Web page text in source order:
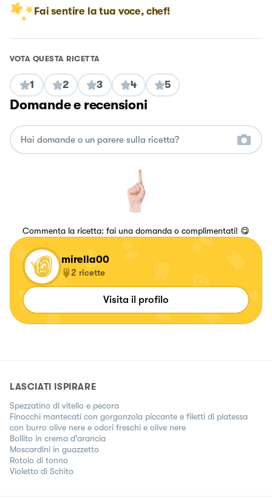
Fai sentire la tua voce, chef!
VOTA QUESTA RICETTA
1 2 3 4 5
Domande e recensioni
Commenta la ricetta: fai una domanda o complimentati! 😋
mirella00
2 ricette
Visita il profilo
LASCIATI ISPIRARE
Spezzatino di vitello e pecora
Finocchi mantecati con gorgonzola piccante e filetti di platessa
con burro olive nere e odori freschi e olive nere
Bollito in crema d'arancia
Moscardini in guazzetto
Rotolo di tonno
Violetto di Schito